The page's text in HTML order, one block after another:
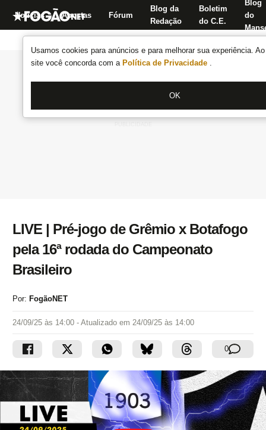
Usamos cookies para anúncios e para melhorar sua experiência.
site você concorda com a Política de Privacidade .
OK
Notícias Apostas Fórum
Blog da
Redação
Boletim
do C.E.
Blog
do
LIVE | Pré-jogo de Grêmio x Botafogo
pela 16ª rodada do Campeonato
Brasileiro
Por: FogãoNET
24/09/25 às 14:00 - Atualizado em 24/09/25 às 14:00
0